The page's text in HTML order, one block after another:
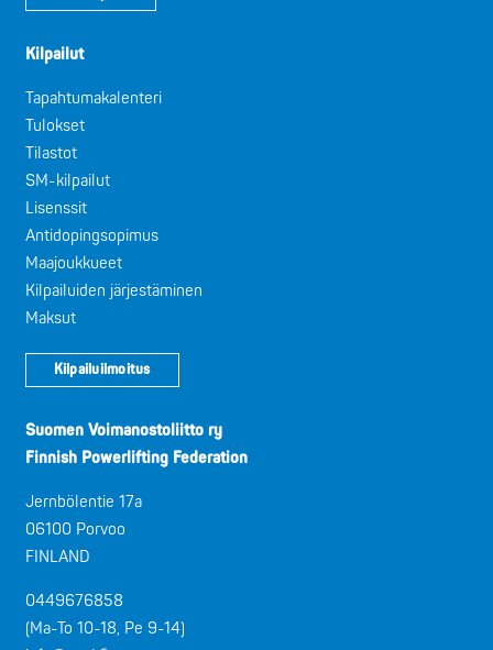
Kilpailut
Tapahtumakalenteri
Tulokset
Tilastot
SM-kilpailut
Lisenssit
Antidopingsopimus
Maajoukkueet
Kilpailuiden järjestäminen
Maksut
Kilpailuilmoitus
Suomen Voimanostoliitto ry
Finnish Powerlifting Federation
Jernbölentie 17a
06100 Porvoo
FINLAND
0449676858
(Ma-To 10-18, Pe 9-14)